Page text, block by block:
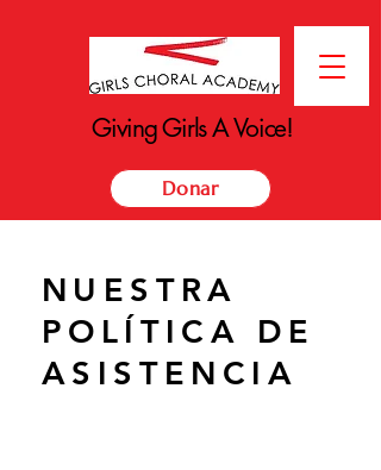
Donar
Giving Girls A Voice!
Giving Girls A Voice!
NUESTRA
POLÍTICA DE
ASISTENCIA